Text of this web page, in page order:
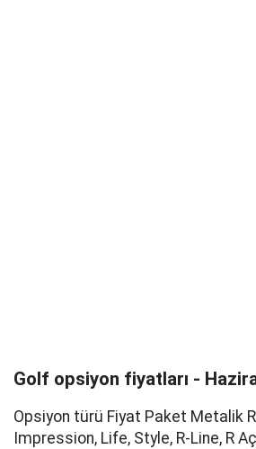
Golf opsiyon fiyatları -
Opsiyon türü Fiyat Paket Metalik
Impression, Life, Style, R-Line, R